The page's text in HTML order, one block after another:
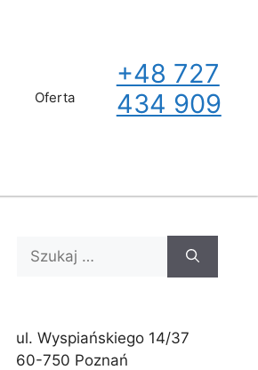
Oferta
+48 727
434 909
Szukaj:
ul. Wyspiańskiego 14/37
60-750 Poznań